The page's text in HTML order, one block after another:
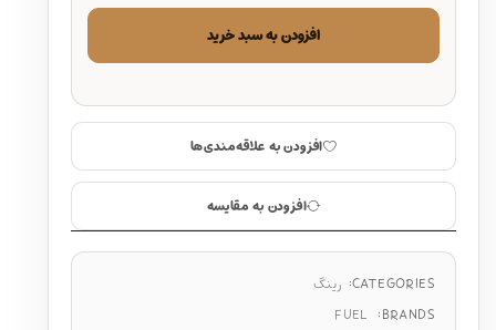
افزودن به سبد خرید
افزودن به علاقه‌مندی‌ها
افزودن به مقایسه
CATEGORIES: رینگ
BRANDS:
FUEL